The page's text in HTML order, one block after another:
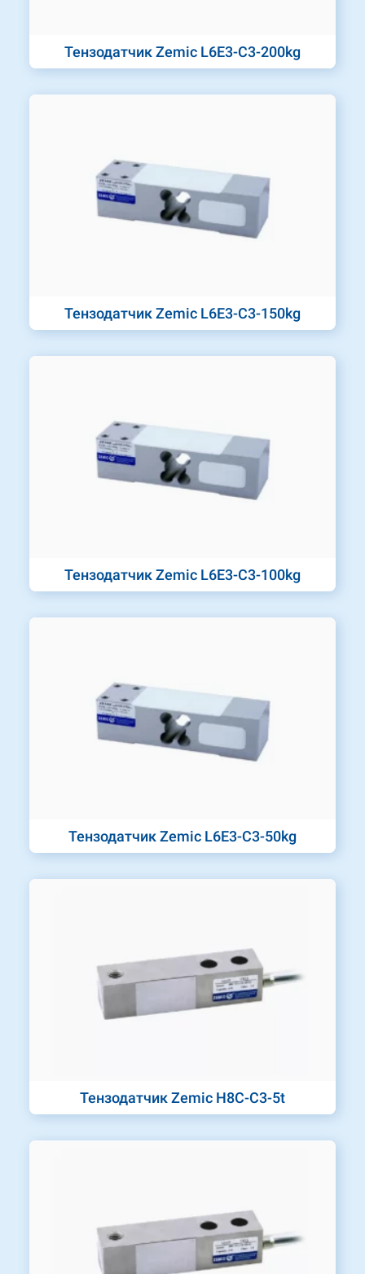
Тензодатчик Zemic L6E3-C3-200kg
Тензодатчик Zemic L6E3-C3-150kg
Тензодатчик Zemic L6E3-C3-100kg
Тензодатчик Zemic L6E3-C3-50kg
Тензодатчик Zemic H8C-C3-5t